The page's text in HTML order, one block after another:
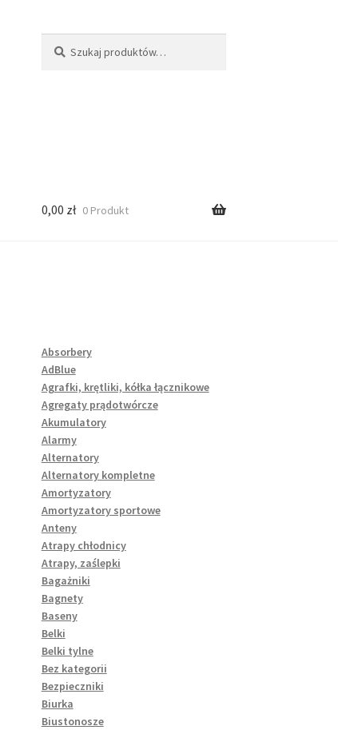
0,00 zł 0 Produkt
Absorbery
AdBlue
Agrafki, krętliki, kółka łącznikowe
Agregaty prądotwórcze
Akumulatory
Alarmy
Alternatory
Alternatory kompletne
Amortyzatory
Amortyzatory sportowe
Anteny
Atrapy chłodnicy
Atrapy, zaślepki
Bagażniki
Bagnety
Baseny
Belki
Belki tylne
Bez kategorii
Bezpieczniki
Biurka
Biustonosze